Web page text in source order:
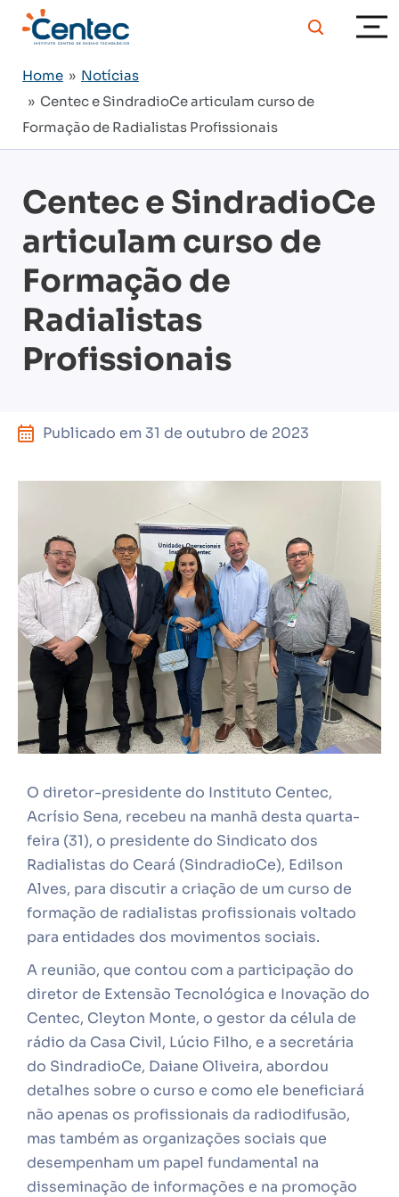
Home » Notícias
» Centec e SindradioCe articulam curso de
Formação de Radialistas Profissionais
Centec e SindradioCe
articulam curso de
Formação de
Radialistas
Profissionais
Publicado em 31 de outubro de 2023
O diretor-presidente do Instituto Centec,
Acrísio Sena, recebeu na manhã desta quarta-
feira (31), o presidente do Sindicato dos
Radialistas do Ceará (SindradioCe), Edilson
Alves, para discutir a criação de um curso de
formação de radialistas profissionais voltado
para entidades dos movimentos sociais.
A reunião, que contou com a participação do
diretor de Extensão Tecnológica e Inovação do
Centec, Cleyton Monte, o gestor da célula de
rádio da Casa Civil, Lúcio Filho, e a secretária
do SindradioCe, Daiane Oliveira, abordou
detalhes sobre o curso e como ele beneficiará
não apenas os profissionais da radiodifusão,
mas também as organizações sociais que
desempenham um papel fundamental na
disseminação de informações e na promoção